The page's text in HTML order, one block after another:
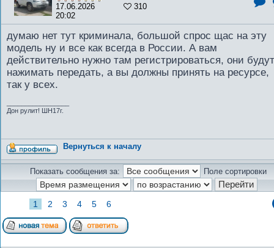
17.06.2026
20:02
310
думаю нет тут криминала, большой спрос щас на эту
модель ну и все как всегда в России. А вам
действительно нужно там регистрироваться, они будут
нажимать передать, а вы должны принять на ресурсе,
так у всех.
Дон рулит! ШН17г.
Вернуться к началу
Показать сообщения за: Поле сортировки
1 2 3 4 5 6